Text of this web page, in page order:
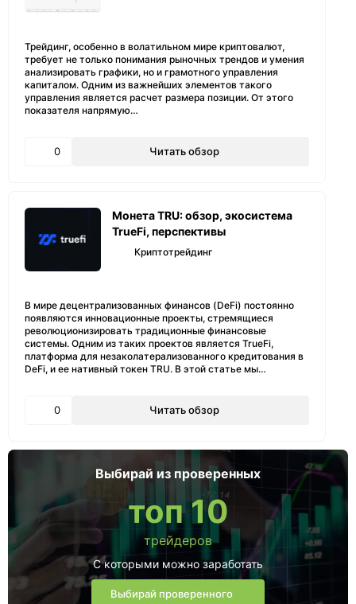
Трейдинг, особенно в волатильном мире криптовалют,
требует не только понимания рыночных трендов и умения
анализировать графики, но и грамотного управления
капиталом. Одним из важнейших элементов такого
управления является расчет размера позиции. От этого
показателя напрямую…
0 Читать обзор
Монета TRU: обзор, экосистема
TrueFi, перспективы
Криптотрейдинг
В мире децентрализованных финансов (DeFi) постоянно
появляются инновационные проекты, стремящиеся
революционизировать традиционные финансовые
системы. Одним из таких проектов является TrueFi,
платформа для незаколатерализованного кредитования в
DeFi, и ее нативный токен TRU. В этой статье мы…
0 Читать обзор
Выбирай из проверенных
топ 10
трейдеров
С которыми можно заработать
Выбирай проверенного